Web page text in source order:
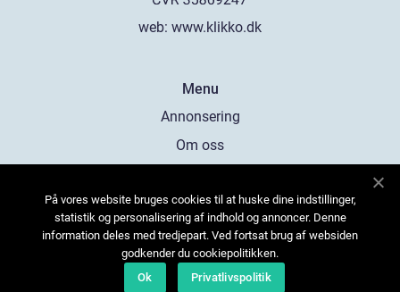
web: www.klikko.dk
Menu
Annonsering
Om oss
Kontakta oss
Sitemap
På vores website bruges cookies til at huske dine indstillinger,
statistik og personalisering af indhold og annoncer. Denne
information deles med tredjepart. Ved fortsat brug af websiden
godkender du cookiepolitikken.
Ok
Privatlivspolitik